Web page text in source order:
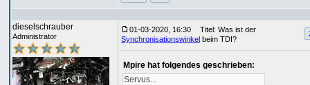
dieselschrauber
Administrator
01-03-2020, 16:30
Titel: Was ist der
Synchronisationswinkel beim TDI?
Mpire hat folgendes geschrieben:
Servus...